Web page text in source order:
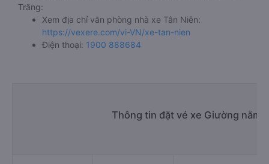
Trăng:
Xem địa chỉ văn phòng nhà xe Tân Niên:
https://vexere.com/vi-VN/xe-tan-nien
Điện thoại: 1900 888684
Thông tin đặt vé xe Giường nằm